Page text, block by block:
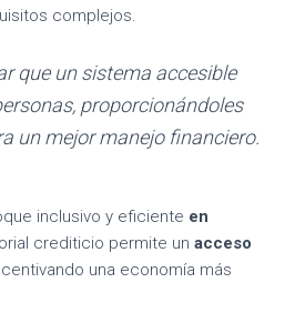
complejos.
que un sistema accesible
proporcionándoles
un mejor manejo financiero.
inclusivo y eficiente en
crediticio permite un acceso
una economía más